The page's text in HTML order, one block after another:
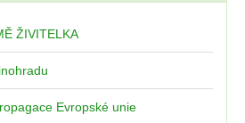
ŽIVITELKA
Evropské unie